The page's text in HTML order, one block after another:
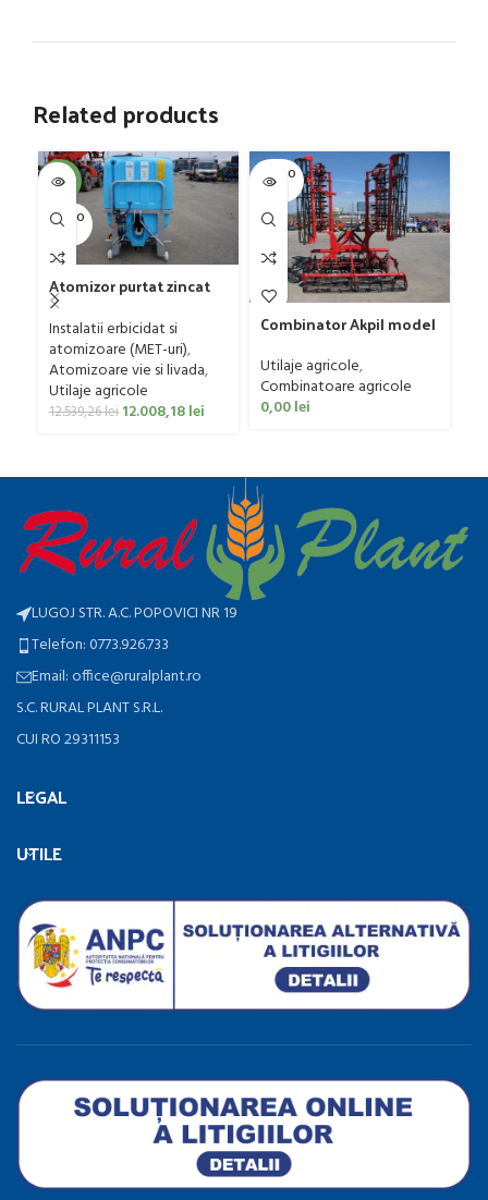
Related products
-4%
SOLD O
UT
Atomizor purtat zincat
pentru vie si livada
Bufer, model Ronda,
400 litri
Instalatii erbicidat si
atomizoare (MET-uri),
Atomizoare vie si livada,
Utilaje agricole
12.539,26lei 12.008,18lei
SOLD O
UT
Combinator Akpil model
Utilaje agricole,
Combinatoare agricole
0,00lei
LUGOJ STR. A.C. POPOVICI NR 19
Telefon: 0773.926.733
Email: office@ruralplant.ro
S.C. RURAL PLANT S.R.L.
CUI RO 29311153
LEGAL
UTILE